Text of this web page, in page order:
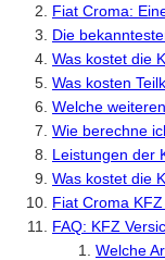
Fiat Croma:
Die
Was kostet die
Was kosten
Welche
Wie berechne
Leistungen der
Was kostet die
Fiat Croma
FAQ: KFZ
Welche